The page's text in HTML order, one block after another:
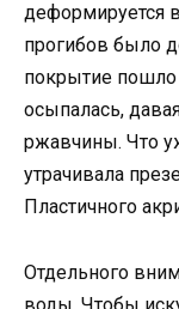
деформируется
прогибов было
покрытие
осыпалась,
ржавчины. Что
утрачивала
Пластичного
Отдельного
воды. Чтобы